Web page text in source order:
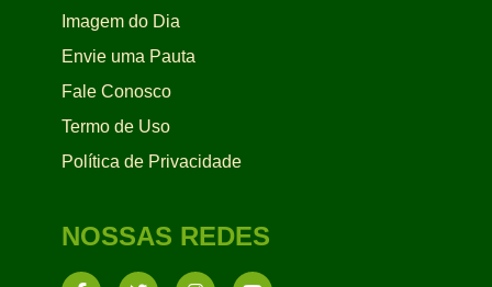
Imagem do Dia
Envie uma Pauta
Fale Conosco
Termo de Uso
Política de Privacidade
NOSSAS REDES